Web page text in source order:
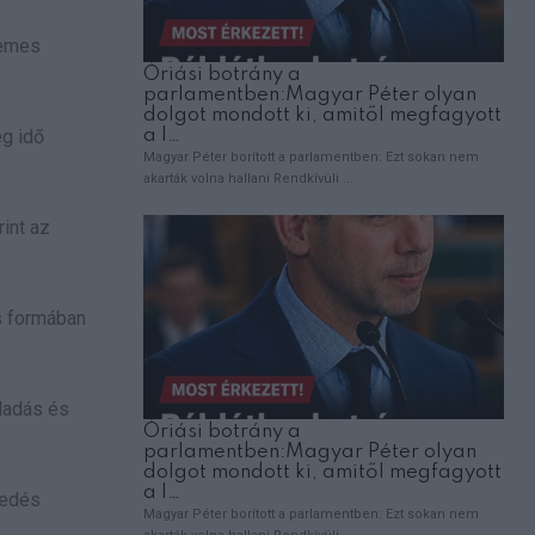
idő
az
és